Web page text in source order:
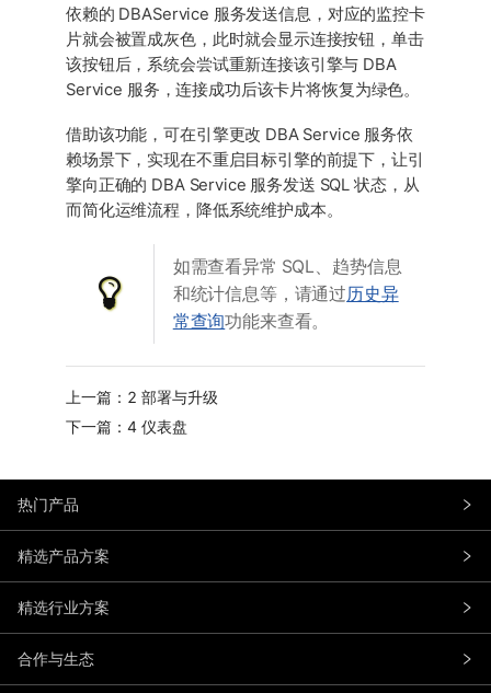
依赖的 DBAService 服务发送信息，对应的监控卡
片就会被置成灰色，此时就会显示连接按钮，单击
该按钮后，系统会尝试重新连接该引擎与 DBA
Service 服务，连接成功后该卡片将恢复为绿色。
借助该功能，可在引擎更改 DBA Service 服务依
赖场景下，实现在不重启目标引擎的前提下，让引
擎向正确的 DBA Service 服务发送 SQL 状态，从
而简化运维流程，降低系统维护成本。
如需查看异常 SQL、趋势信息
和统计信息等，请通过历史异
常查询功能来查看。
上一篇：2 部署与升级
下一篇：4 仪表盘
热门产品
精选产品方案
精选行业方案
合作与生态